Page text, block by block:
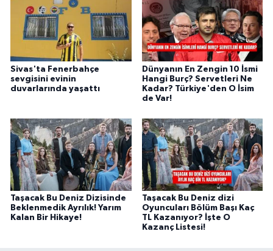
Sivas'ta Fenerbahçe
sevgisini evinin
duvarlarında yaşattı
Dünyanın En Zengin 10 İsmi
Hangi Burç? Servetleri Ne
Kadar? Türkiye'den O İsim
de Var!
Taşacak Bu Deniz Dizisinde
Beklenmedik Ayrılık! Yarım
Kalan Bir Hikaye!
Taşacak Bu Deniz dizi
Oyuncuları Bölüm Başı Kaç
TL Kazanıyor? İşte O
Kazanç Listesi!